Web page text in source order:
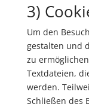
3)
Um den
gestalten und
zu
Textdateien,
werden.
Schließen des